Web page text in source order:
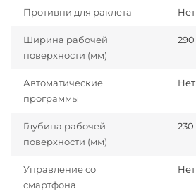
Противни для раклета Нет
Ширина рабочей
поверхности (мм)
290
Автоматические
программы
Нет
Глубина рабочей
поверхности (мм)
230
Управление со
смартфона
Нет